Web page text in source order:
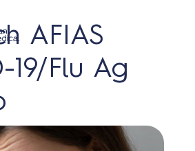
AFIAS
19/Flu Ag